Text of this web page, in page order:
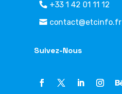
+33 1 42 01 11 12
contact@etcinfo.fr
Suivez-Nous